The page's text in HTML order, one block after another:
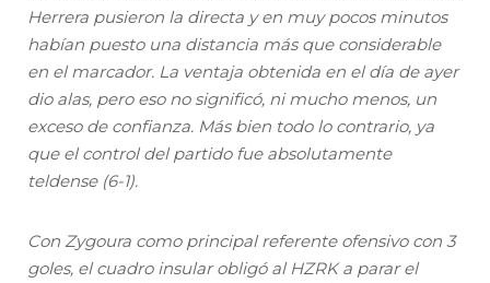
Herrera pusieron la directa y en muy pocos minutos
habían puesto una distancia más que considerable
en el marcador. La ventaja obtenida en el día de ayer
dio alas, pero eso no significó, ni mucho menos, un
exceso de confianza. Más bien todo lo contrario, ya
que el control del partido fue absolutamente
teldense (6-1).
Con Zygoura como principal referente ofensivo con 3
goles, el cuadro insular obligó al HZRK a parar el